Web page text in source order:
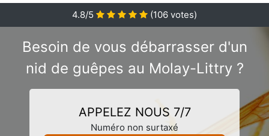
4.8/5 (106 votes)
Besoin de vous débarrasser d'un
nid de guêpes au Molay-Littry ?
APPELEZ NOUS 7/7
Numéro non surtaxé